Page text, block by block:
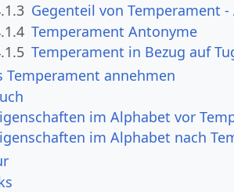
Gegenteil von Temperament
Temperament Antonyme
Temperament in Bezug auf
Temperament annehmen
im Alphabet vor
im Alphabet nach